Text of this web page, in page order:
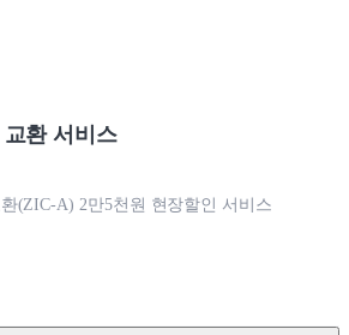
환 서비스
(ZIC-A) 2만5천원 현장할인 서비스